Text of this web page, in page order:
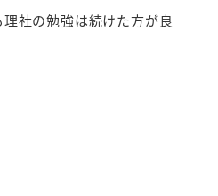
社の勉強は続けた方が良